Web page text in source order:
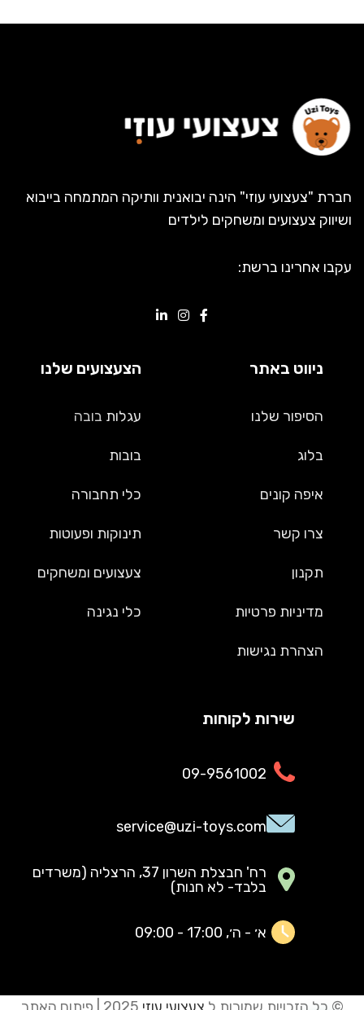
חברת "צעצועי עוזי" הינה יבואנית וותיקה המתמחה בייבוא
ושיווק צעצועים ומשחקים לילדים
עקבו אחרינו ברשת:
ניווט באתר
הסיפור שלנו
בלוג
איפה קונים
צרו קשר
תקנון
מדיניות פרטיות
הצהרת נגישות
הצעצועים שלנו
עגלות בובה
בובות
כלי תחבורה
תינוקות ופעוטות
צעצועים ומשחקים
כלי נגינה
שירות לקוחות
09-9561002
service@uzi-toys.com
רח' חבצלת השרון 37, הרצליה (משרדים
בלבד- לא חנות)
א׳ - ה׳, 17:00 - 09:00